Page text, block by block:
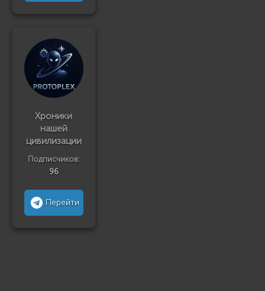
Хроники
нашей
цивилизации
Подписчиков:
96
Перейти